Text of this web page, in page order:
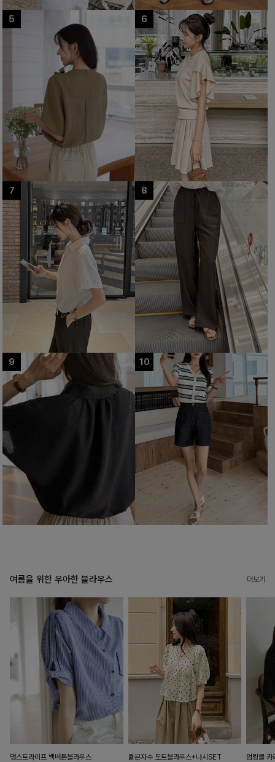
여름을 위한 우아한 블라우스 더보기
댕스트라이프 백버튼블라우스 율븐자수 도트블라우스+나시SET 덤링클 카